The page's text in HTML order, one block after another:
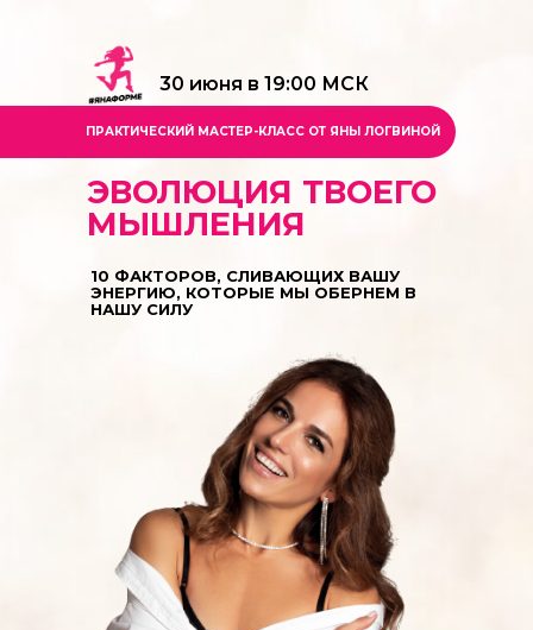
30 июня в 19:00 МСК
ПРАКТИЧЕСКИЙ МАСТЕР-КЛАСС ОТ ЯНЫ ЛОГВИНОЙ
ЭВОЛЮЦИЯ ТВОЕГО
МЫШЛЕНИЯ
10 ФАКТОРОВ, СЛИВАЮЩИХ ВАШУ
ЭНЕРГИЮ, КОТОРЫЕ МЫ ОБЕРНЕМ В
НАШУ СИЛУ